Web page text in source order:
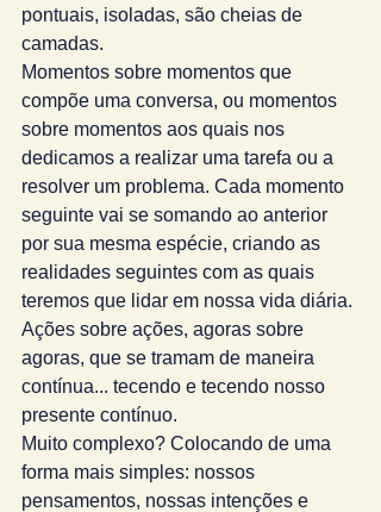
pontuais, isoladas, são cheias de
camadas.
Momentos sobre momentos que
compõe uma conversa, ou momentos
sobre momentos aos quais nos
dedicamos a realizar uma tarefa ou a
resolver um problema. Cada momento
seguinte vai se somando ao anterior
por sua mesma espécie, criando as
realidades seguintes com as quais
teremos que lidar em nossa vida diária.
Ações sobre ações, agoras sobre
agoras, que se tramam de maneira
contínua... tecendo e tecendo nosso
presente contínuo.
Muito complexo? Colocando de uma
forma mais simples: nossos
pensamentos, nossas intenções e